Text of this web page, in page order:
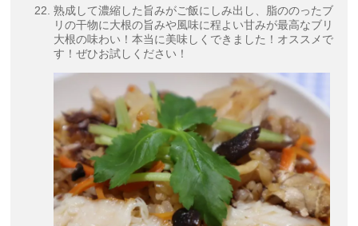
熟成して濃縮した旨みがご飯にしみ出し、脂ののったブ
リの干物に大根の旨みや風味に程よい甘みが最高なブリ
大根の味わい！本当に美味しくできました！オススメで
す！ぜひお試しください！